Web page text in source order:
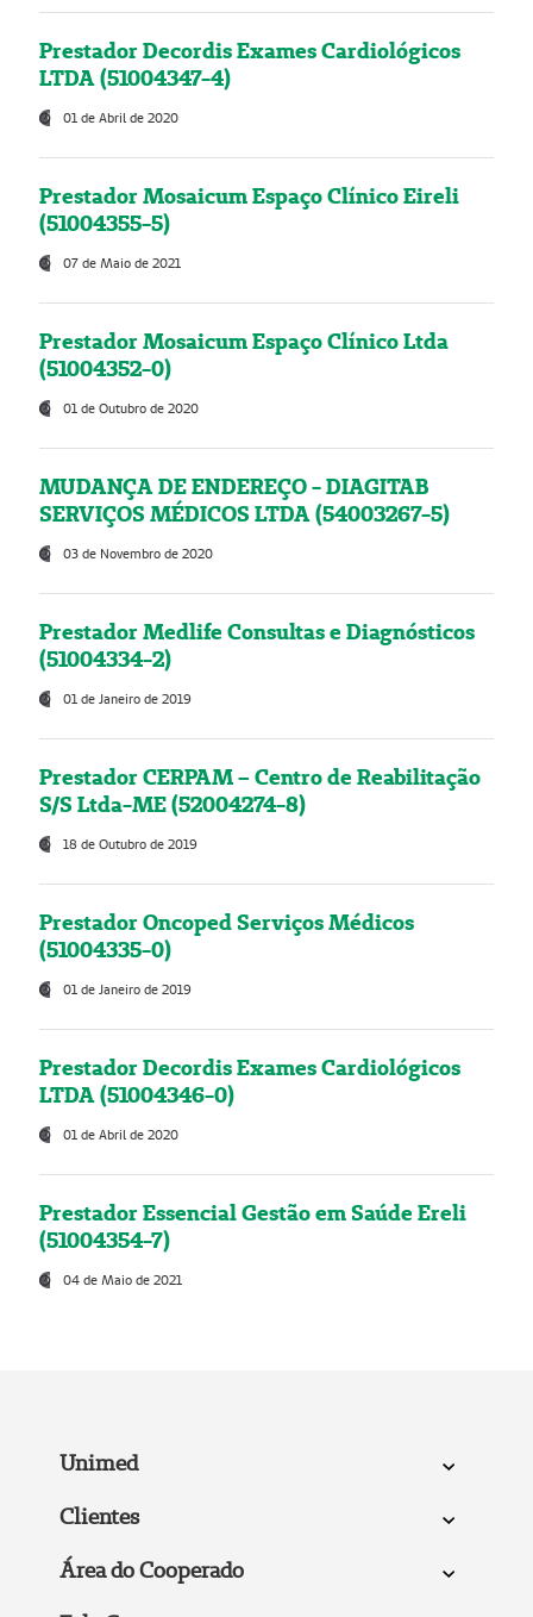
Prestador Decordis Exames Cardiológicos
LTDA (51004347-4)
01 de Abril de 2020
Prestador Mosaicum Espaço Clínico Eireli
(51004355-5)
07 de Maio de 2021
Prestador Mosaicum Espaço Clínico Ltda
(51004352-0)
01 de Outubro de 2020
MUDANÇA DE ENDEREÇO - DIAGITAB
SERVIÇOS MÉDICOS LTDA (54003267-5)
03 de Novembro de 2020
Prestador Medlife Consultas e Diagnósticos
(51004334-2)
01 de Janeiro de 2019
Prestador CERPAM – Centro de Reabilitação
S/S Ltda-ME (52004274-8)
18 de Outubro de 2019
Prestador Oncoped Serviços Médicos
(51004335-0)
01 de Janeiro de 2019
Prestador Decordis Exames Cardiológicos
LTDA (51004346-0)
01 de Abril de 2020
Prestador Essencial Gestão em Saúde Ereli
(51004354-7)
04 de Maio de 2021
Unimed
Clientes
Área do Cooperado